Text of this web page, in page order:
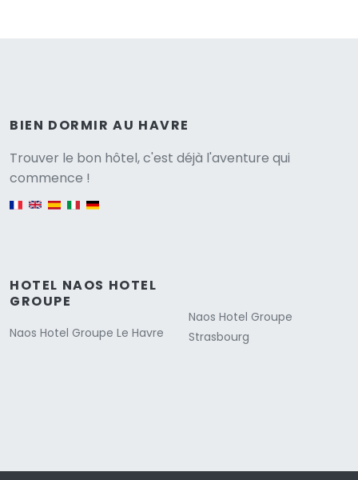
BIEN DORMIR AU HAVRE
Trouver le bon hôtel, c'est déjà l'aventure qui
commence !
HOTEL NAOS HOTEL
GROUPE
Naos Hotel Groupe Le Havre
Naos Hotel Groupe
Strasbourg